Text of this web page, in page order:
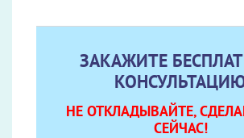
ЗАКАЖИТЕ
НЕ ОТКЛАДЫВАЙТЕ,
СЕЙЧАС!